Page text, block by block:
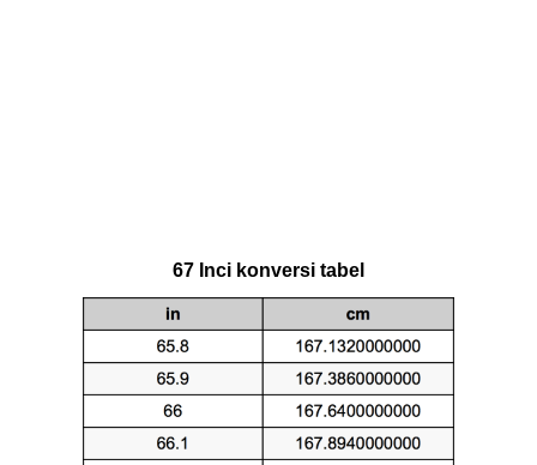
67 Inci konversi tabel